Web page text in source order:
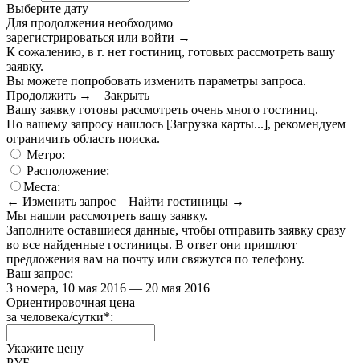
Выберите дату
Для продолжения необходимо
зарегистрироваться или войти →
К сожалению, в г. нет гостиниц, готовых рассмотреть вашу
заявку.
Вы можете попробовать изменить параметры запроса.
Продолжить →
Закрыть
Вашу заявку готовы рассмотреть очень много гостиниц.
По вашему запросу нашлось [Загрузка карты...], рекомендуем
ограничить область поиска.
Метро:
Расположение:
Места:
← Изменить запрос
Найти гостиницы →
Мы нашли рассмотреть вашу заявку.
Заполните оставшиеся данные, чтобы отправить заявку сразу
во все найденные гостиницы. В ответ они пришлют
предложения вам на почту или свяжутся по телефону.
Ваш запрос:
3 номера, 10 мая 2016 — 20 мая 2016
Ориентировочная цена
за человека/сутки*:
Укажите цену